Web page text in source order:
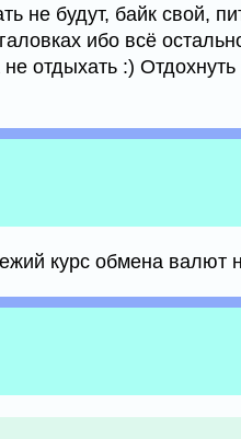
не будут, байк свой,
ибо всё
отдыхать :)
курс обмена валют